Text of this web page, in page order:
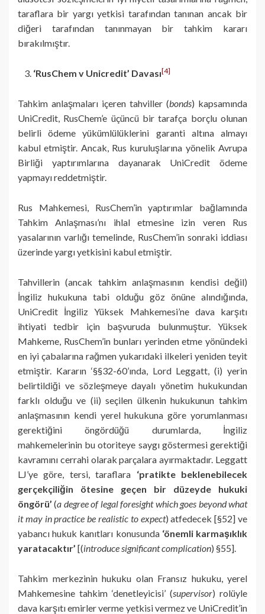
taraflara bir yargı yetkisi tarafından tanınan ancak bir
diğeri tarafından tanınmayan bir tahkim kararı
bırakılmıştır.
‘RusChem v Unicredit’ Davası[4]
Tahkim anlaşmaları içeren tahviller (bonds) kapsamında
UniCredit, RusChem’e üçüncü bir tarafça borçlu olunan
belirli ödeme yükümlülüklerini garanti altına almayı
kabul etmiştir. Ancak, Rus kuruluşlarına yönelik Avrupa
Birliği yaptırımlarına dayanarak UniCredit ödeme
yapmayı reddetmiştir.
Rus Mahkemesi, RusChem’in yaptırımlar bağlamında
Tahkim Anlaşması’nı ihlal etmesine izin veren Rus
yasalarının varlığı temelinde, RusChem’in sonraki iddiası
üzerinde yargı yetkisini kabul etmiştir.
Tahvillerin (ancak tahkim anlaşmasının kendisi değil)
İngiliz hukukuna tabi olduğu göz önüne alındığında,
UniCredit İngiliz Yüksek Mahkemesi’ne dava karşıtı
ihtiyati tedbir için başvuruda bulunmuştur. Yüksek
Mahkeme, RusChem’in bunları yerinden etme yönündeki
en iyi çabalarına rağmen yukarıdaki ilkeleri yeniden teyit
etmiştir. Kararın ‘§§32-60’ında, Lord Leggatt, (i) yerin
belirtildiği ve sözleşmeye dayalı yönetim hukukundan
farklı olduğu ve (ii) seçilen ülkenin hukukunun tahkim
anlaşmasının kendi yerel hukukuna göre yorumlanması
gerektiğini öngördüğü durumlarda, İngiliz
mahkemelerinin bu otoriteye saygı göstermesi gerektiği
kavramını cerrahi olarak parçalara ayırmaktadır. Leggatt
LJ’ye göre, tersi, taraflara ‘pratikte beklenebilecek
gerçekçiliğin ötesine geçen bir düzeyde hukuki
öngörü’ (a degree of legal foresight which goes beyond what
it may in practice be realistic to expect) atfedecek [§52] ve
yabancı hukuk kanıtları konusunda ‘önemli karmaşıklık
yaratacaktır’ [(introduce significant complication) §55].
Tahkim merkezinin hukuku olan Fransız hukuku, yerel
Mahkemesine tahkim ‘denetleyicisi’ (supervisor) rolüyle
dava karşıtı emirler verme yetkisi vermez ve UniCredit’in